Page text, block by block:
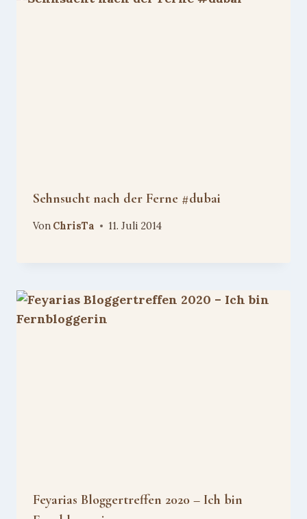
Sehnsucht nach der Ferne #dubai
Von ChrisTa 11. Juli 2014
Feyarias Bloggertreffen 2020 – Ich bin